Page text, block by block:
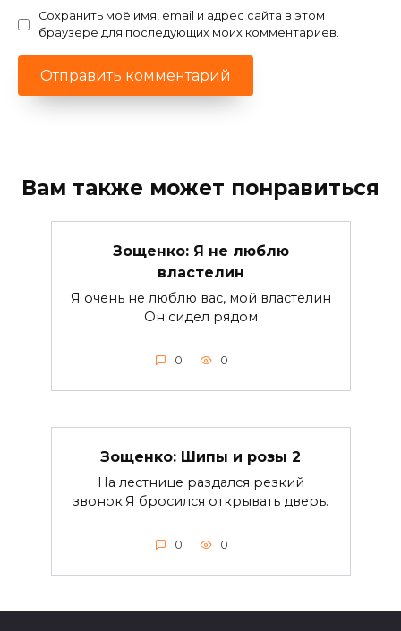
Сохранить моё имя, email и адрес сайта в этом
браузере для последующих моих комментариев.
Вам также может понравиться
Зощенко: Я не люблю
властелин
Я очень не люблю вас, мой властелин
Он сидел рядом
0 0
Зощенко: Шипы и розы 2
На лестнице раздался резкий
звонок.Я бросился открывать дверь.
0 0